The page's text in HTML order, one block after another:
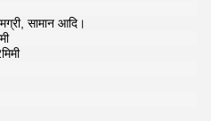
सामान आदि।